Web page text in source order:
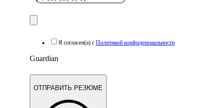
Я согласен(а) с Политикой конфиденциальности
Guardian
ОТПРАВИТЬ РЕЗЮМЕ